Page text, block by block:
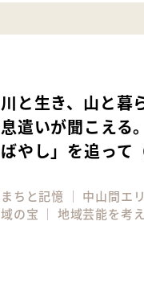
川と生き、山と暮
息遣いが聞こえる
ばやし」を追って
まちと記憶 ｜ 中山間エ
域の宝 ｜ 地域芸能を考